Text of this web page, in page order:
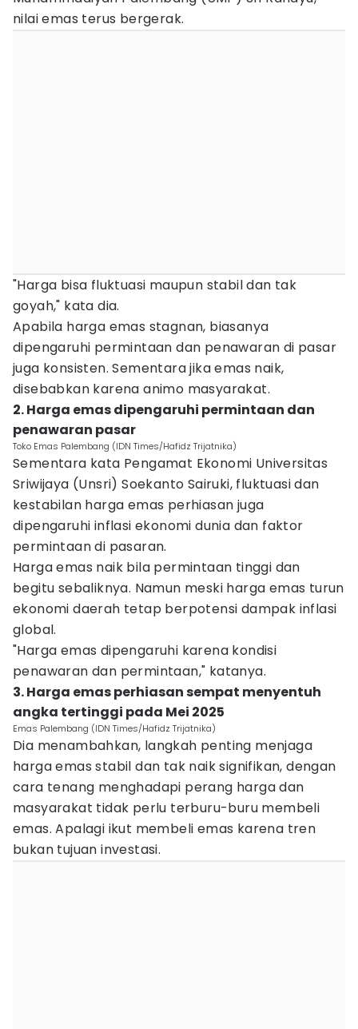
nilai emas terus bergerak.
"Harga bisa fluktuasi maupun stabil dan tak
goyah," kata dia.
Apabila harga emas stagnan, biasanya
dipengaruhi permintaan dan penawaran di pasar
juga konsisten. Sementara jika emas naik,
disebabkan karena animo masyarakat.
2. Harga emas dipengaruhi permintaan dan
penawaran pasar
Toko Emas Palembang (IDN Times/Hafidz Trijatnika)
Sementara kata Pengamat Ekonomi Universitas
Sriwijaya (Unsri) Soekanto Sairuki, fluktuasi dan
kestabilan harga emas perhiasan juga
dipengaruhi inflasi ekonomi dunia dan faktor
permintaan di pasaran.
Harga emas naik bila permintaan tinggi dan
begitu sebaliknya. Namun meski harga emas turun
ekonomi daerah tetap berpotensi dampak inflasi
global.
"Harga emas dipengaruhi karena kondisi
penawaran dan permintaan," katanya.
3. Harga emas perhiasan sempat menyentuh
angka tertinggi pada Mei 2025
Emas Palembang (IDN Times/Hafidz Trijatnika)
Dia menambahkan, langkah penting menjaga
harga emas stabil dan tak naik signifikan, dengan
cara tenang menghadapi perang harga dan
masyarakat tidak perlu terburu-buru membeli
emas. Apalagi ikut membeli emas karena tren
bukan tujuan investasi.